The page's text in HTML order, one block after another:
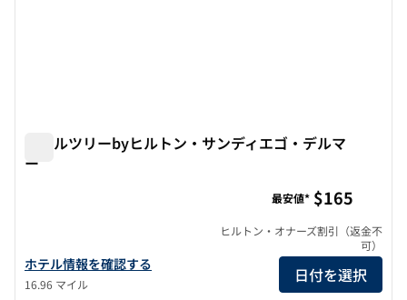
ダブルツリーbyヒルトン・サンディエゴ・デルマ
ー
ダブルツリーbyヒルトン・サンディエゴ・デルマーの詳細を見る
ホテル情報を確認する
16.96 マイル
最安値* $165
ヒルトン・オナーズ割引（返金不
可）
日付を選択